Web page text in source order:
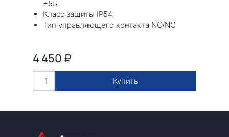
+55
Класс защиты IP54
Тип управляющего контакта NO/NC
4 450 ₽
Купить